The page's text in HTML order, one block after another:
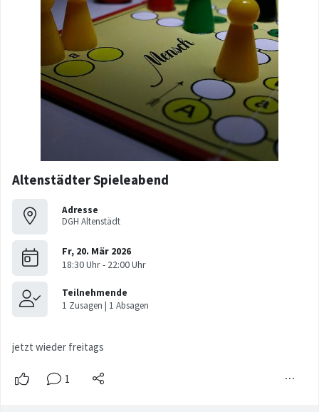
Altenstädter Spieleabend
Adresse
DGH Altenstädt
jetzt wieder freitags